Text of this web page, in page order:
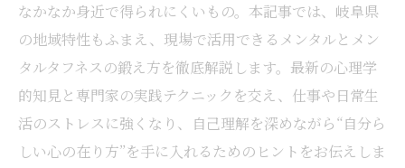
なかなか身近で得られにくいもの。本記事では、岐阜県
の地域特性もふまえ、現場で活用できるメンタルとメン
タルタフネスの鍛え方を徹底解説します。最新の心理学
的知見と専門家の実践テクニックを交え、仕事や日常生
活のストレスに強くなり、自己理解を深めながら“自分ら
しい心の在り方”を手に入れるためのヒントをお伝えしま